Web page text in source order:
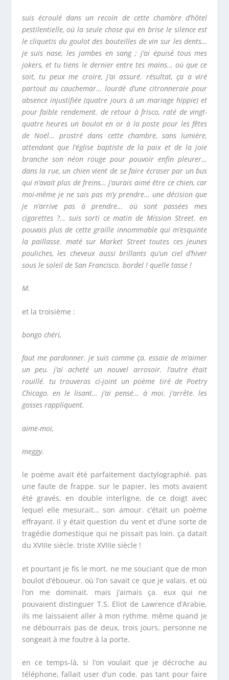
suis écroulé dans un recoin de cette chambre d’hôtel
pestilentielle, où la seule chose qui en brise le silence est
le cliquetis du goulot des bouteilles de vin sur les dents…
je suis nase, les jambes en sang ; j’ai épuisé tous mes
jokers, et tu tiens le dernier entre tes mains… où que ce
soit, tu peux me croire, j’ai assuré. résultat, ça a viré
partout au cauchemar… lourdé d’une citronneraie pour
absence injustifiée (quatre jours à un mariage hippie) et
pour faible rendement. de retour à frisco, raté de vingt-
quatre heures un boulot en or à la poste pour les fêtes
de Noël… prostré dans cette chambre, sans lumière,
attendant que l’église baptiste de la paix et de la joie
branche son néon rouge pour pouvoir enfin pleurer…
dans la rue, un chien vient de se faire écraser par un bus
qui n’avait plus de freins… j’aurais aimé être ce chien, car
moi-même je ne sais pas m’y prendre… une décision que
je n’arrive pas à prendre… où sont passées mes
cigarettes ?… suis sorti ce matin de Mission Street. en
pouvais plus de cette graille innommable qui m’esquinte
la paillasse. maté sur Market Street toutes ces jeunes
pouliches, les cheveux aussi brillants qu’un ciel d’hiver
sous le soleil de San Francisco. bordel ! quelle tasse !
M.
et la troisième :
bongo chéri,
faut me pardonner. je suis comme ça. essaie de m’aimer
un peu. j’ai acheté un nouvel arrosoir. l’autre était
rouillé. tu trouveras ci-joint un poème tiré de Poetry
Chicago.en le lisant… j’ai pensé… à moi. j’arrête. les
gosses rappliquent.
aime-moi,
meggy.
le poème avait été parfaitement dactylographié. pas
une faute de frappe. sur le papier, les mots avaient
été gravés, en double interligne, de ce doigt avec
lequel elle mesurait… son amour. c’était un poème
effrayant. il y était question du vent et d’une sorte de
tragédie domestique qui ne pissait pas loin. ça datait
du XVIIIe siècle. triste XVIIIe siècle !
et pourtant je fis le mort. ne me souciant que de mon
boulot d’éboueur. où l’on savait ce que je valais. et où
l’on me dominait. mais j’aimais ça. eux qui ne
pouvaient distinguer T.S. Eliot de Lawrence d’Arabie,
ils me laissaient aller à mon rythme. même quand je
ne débourrais pas de deux, trois jours, personne ne
songeait à me foutre à la porte.
en ce temps-là, si l’on voulait que je décroche au
téléphone, fallait user d’un code. pas tant pour faire